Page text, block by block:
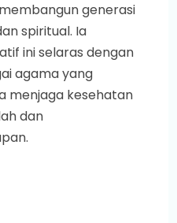
generasi
spiritual. Ia
ini selaras dengan
agama yang
menjaga kesehatan
dan